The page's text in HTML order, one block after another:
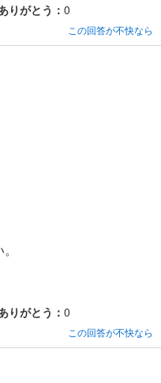
りがとう： 0
この回答が不快なら
りがとう： 0
この回答が不快なら